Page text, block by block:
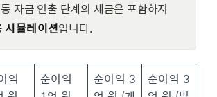
자금 인출 단계의 세금은 포함하지
시뮬레이션입니다.
익
순이익
순이익 3
순이익 3